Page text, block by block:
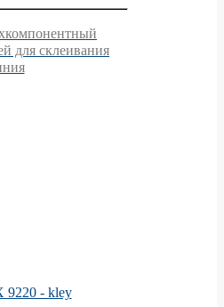
для склеивания